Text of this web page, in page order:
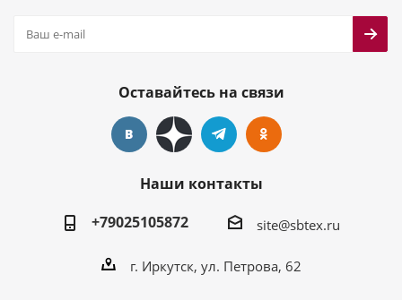
Оставайтесь на связи
Наши контакты
+79025105872
site@sbtex.ru
г. Иркутск, ул. Петрова, 62